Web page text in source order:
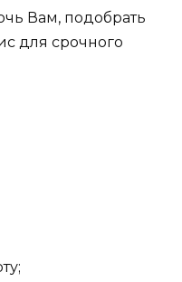
Вам, подобрать
для срочного